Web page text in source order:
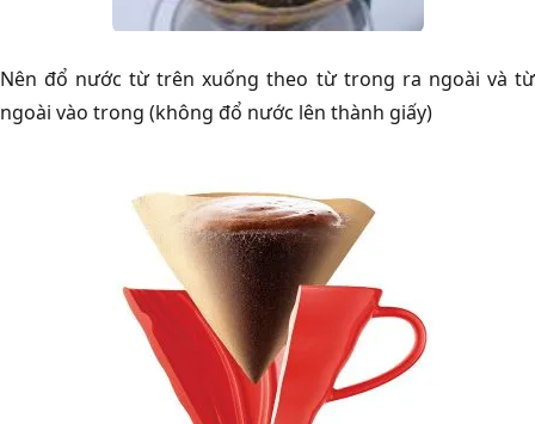
Nên đổ nước từ trên xuống theo từ trong ra ngoài và từ
ngoài vào trong (không đổ nước lên thành giấy)